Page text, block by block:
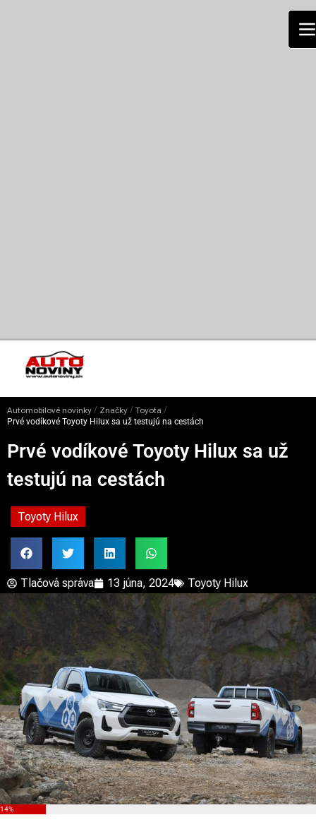
Automobilové novinky / Značky / Toyota /
Prvé vodíkové Toyoty Hilux sa už testujú na cestách
Prvé vodíkové Toyoty Hilux sa už
testujú na cestách
Toyoty Hilux
Tlačová správa 13 júna, 2024 Toyoty Hilux
14%